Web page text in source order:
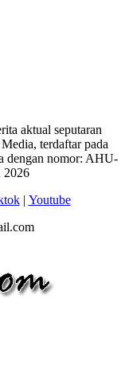
aktual seputaran
terdaftar pada
dengan nomor: AHU-
2026
| Youtube